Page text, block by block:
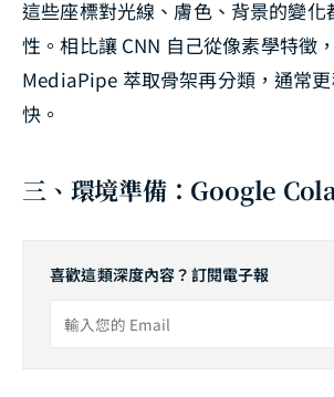
這些座標對光線、膚色、背景的變化
性。相比讓 CNN 自己從像素學特徵
MediaPipe 萃取骨架再分類，通常
快。
三、環境準備：Google
喜歡這類深度內容？訂閱電子報